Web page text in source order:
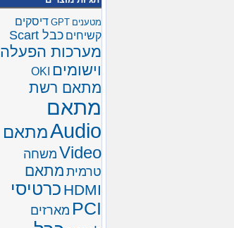
מטענים GPT דיסקים
קשיחים כבל Scart
מערכות הפעלה
וישומים OKI
מתאם רשת
מתאם
Audioמתאם
Video משחה
טרמית מתאם
HDMI כרטיסי
PCI מארזים